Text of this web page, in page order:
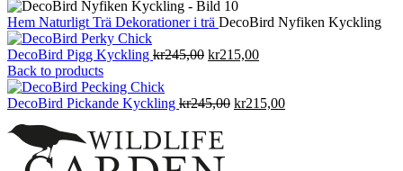
Hem Naturligt Trä Dekorationer i trä DecoBird Nyfiken Kyckling
DecoBird Pigg Kyckling kr245,00 Det
var:
kr215,00Det
är:
Back to products
DecoBird Pickande Kyckling kr245,00 Det
kr215,00Det